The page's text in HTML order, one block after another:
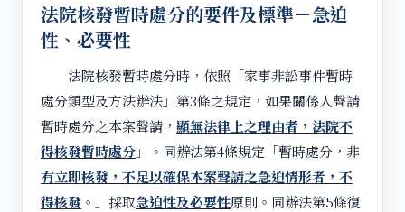
法院核發暫時處分的要件及標準－急迫
性、必要性
法院核發暫時處分時，依照「家事非訟事件暫時
處分類型及方法辦法」第3條之規定，如果關係人聲請
暫時處分之本案聲請， 顯無法律上之理由者，法院不
得核發暫時處分」。同辦法第4條規定「暫時處分，非
有立即核發， 不足以確保本案聲請之急迫情形者，不
得核發 。」採取急迫性及必要性原則。同辦法第5條復